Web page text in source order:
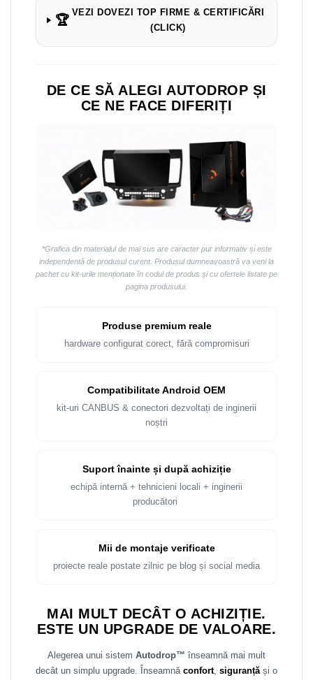
🏆
VEZI DOVEZI TOP FIRME & CERTIFICĂRI
(CLICK)
DE CE SĂ ALEGI AUTODROP ȘI
CE NE FACE DIFERIȚI
*Grafica din materialul de mai sus are caracter pur informativ și este
independentă de produsul curent. Produsul dumneavoastră va veni la
pachet cu kit-urile menționate în codul de produs și cu ofertele listate pe
pagina produsului.
Produse premium reale
hardware configurat corect, fără compromisuri
Compatibilitate Android OEM
kit-uri CANBUS & conectori dezvoltați de inginerii
noștri
Suport înainte și după achiziție
echipă internă + tehnicieni locali + inginerii
producători
Mii de montaje verificate
proiecte reale postate zilnic pe blog și social media
MAI MULT DECÂT O ACHIZIȚIE.
ESTE UN UPGRADE DE VALOARE.
Alegerea unui sistem Autodrop™ înseamnă mai mult
decât un simplu upgrade. Înseamnă confort, siguranțăși o